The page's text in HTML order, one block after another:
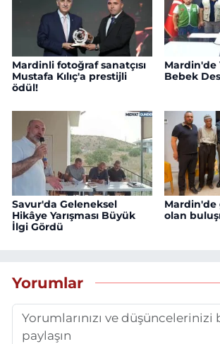
Mardinli fotoğraf sanatçısı
Mustafa Kılıç'a prestijli
ödül!
Mardin'de
Bebek
Savur'da Geleneksel
Hikâye Yarışması Büyük
İlgi Gördü
Mardin'de
olan
Yorumlar